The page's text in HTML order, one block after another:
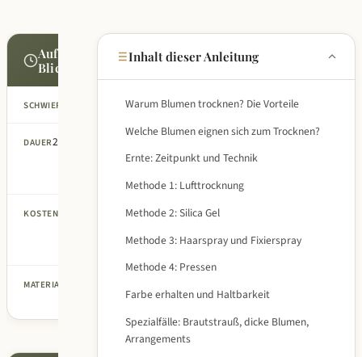
Inhalt dieser Anleitung
Warum Blumen trocknen? Die Vorteile
Welche Blumen eignen sich zum Trocknen?
Ernte: Zeitpunkt und Technik
Methode 1: Lufttrocknung
Methode 2: Silica Gel
Methode 3: Haarspray und Fixierspray
Methode 4: Pressen
Farbe erhalten und Haltbarkeit
Spezialfälle: Brautstrauß, dicke Blumen,
Arrangements
Auf einen
Blick
SCHWIERIGKEIT Anfänger
DAUER2-6 Wochen
KOSTEN
MATERIALIEN